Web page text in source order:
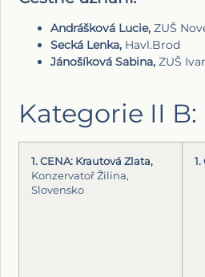
Andrášková Lucie, ZUŠ
Secká Lenka, Havl.Brod
Jánošíková Sabina, ZUŠ
Kategorie II B:
1. CENA: Krautová Zlata,
Konzervatoř Žilina,
Slovensko
1.